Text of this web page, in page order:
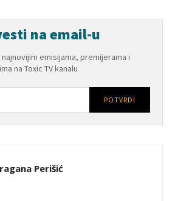
na email-u
emisijama, premijerama i
na Toxic TV kanalu
POTVRDI
Perišić